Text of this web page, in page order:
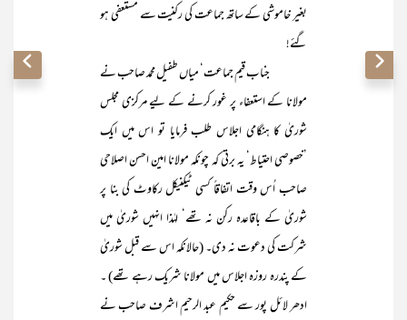
بغیر خاموشی کے ساتھ جماعت کی رکنیت سے مستعفی ہو
گئے!
جناب قیم جماعت‘ میاں طفیل محمد صاحب نے
مولانا کے استعفاء پر غور کرنے کے لیے مرکزی مجلس
شوریٰ کا ہنگامی اجلاس طلب فرمایا تو اس میں ایک
’خصوصی احتیاط‘ یہ برتی کہ چونکہ مولانا امین احسن اصلاحی
صاحب اُس وقت اتفاقاً کسی ٹیکنیکل رکاوٹ کی بنا پر
شوریٰ کے باقاعدہ رکن نہ تھے‘ لہٰذا انہیں شوریٰ میں
شرکت کی دعوت نہ دی۔ (حالانکہ اس سے قبل شوریٰ
کے پندرہ روزہ اجلاس میں مولانا شریک رہے تھے) ۔
ادھر لائل پور سے حکیم عبد الرحیم اشرف صاحب نے